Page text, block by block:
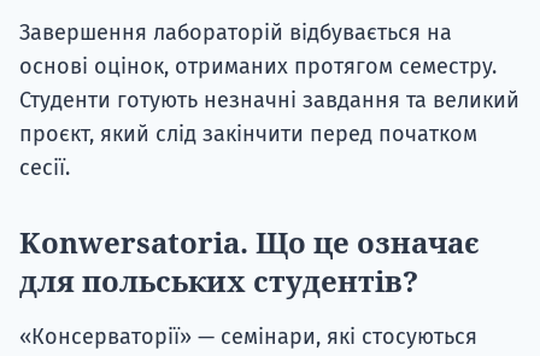
Завершення лабораторій відбувається на
основі оцінок, отриманих протягом семестру.
Студенти готують незначні завдання та великий
проєкт, який слід закінчити перед початком
сесії.
Konwersatoria. Що це означає
для польських студентів?
«Консерваторії» — семінари, які стосуються